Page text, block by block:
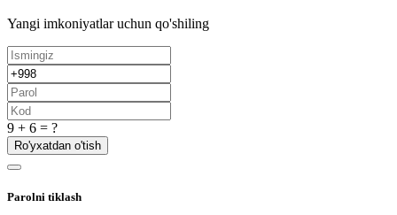
Yangi imkoniyatlar uchun qo'shiling
9 + 6 = ?
Ro'yxatdan o'tish
Parolni tiklash